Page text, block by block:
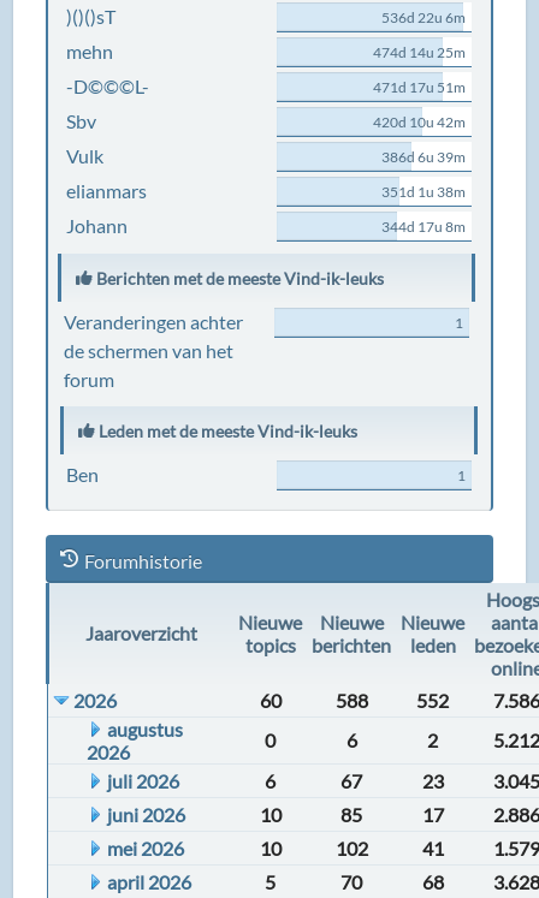
)()()sT 536d 22u 6m
mehn 474d 14u 25m
-D©©©L- 471d 17u 51m
Sbv 420d 10u 42m
Vulk 386d 6u 39m
elianmars 351d 1u 38m
Johann 344d 17u 8m
Berichten met de meeste Vind-ik-leuks
Veranderingen achter
de schermen van het
forum
1
Leden met de meeste Vind-ik-leuks
Ben 1
Forumhistorie
Jaaroverzicht
Nieuwe
topics
Nieuwe
berichten
Nieuwe
leden
2026
60 588 552
7.586
augustus
2026
0 6 2
5.212
juli 2026
6 67 23
3.045
juni 2026
10 85 17
2.886
mei 2026
10 102 41
1.579
april 2026
5 70 68
3.628